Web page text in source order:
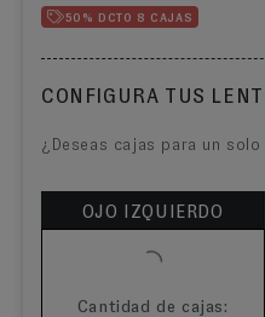
50% DCTO 8 CAJAS
CONFIGURA TUS
¿Deseas cajas para un
OJO IZQUIERDO
Cantidad de cajas: